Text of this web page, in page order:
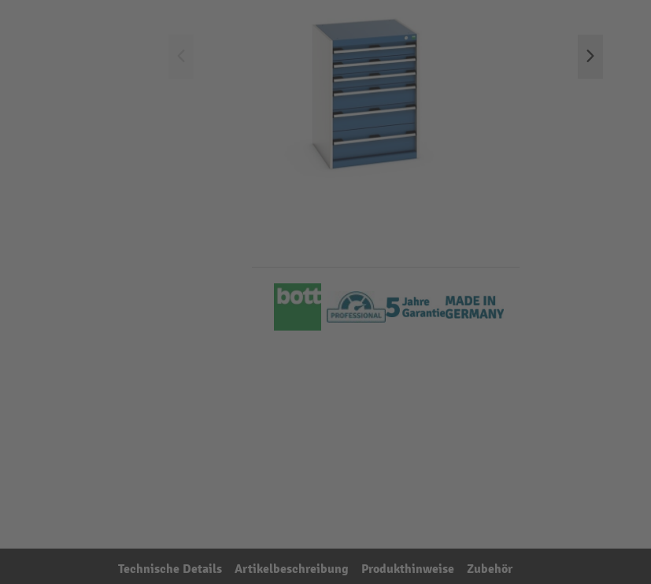
Technische Details Artikelbeschreibung Produkthinweise Zubehör